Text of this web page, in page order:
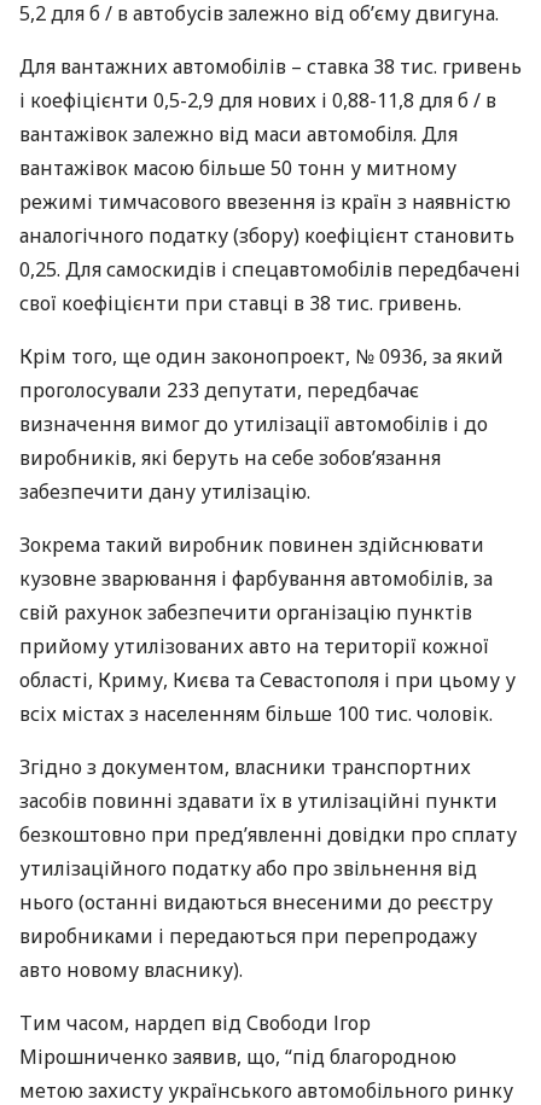
5,2 для б / в автобусів залежно від об’єму двигуна.
Для вантажних автомобілів – ставка 38 тис. гривень
і коефіцієнти 0,5-2,9 для нових і 0,88-11,8 для б / в
вантажівок залежно від маси автомобіля. Для
вантажівок масою більше 50 тонн у митному
режимі тимчасового ввезення із країн з наявністю
аналогічного податку (збору) коефіцієнт становить
0,25. Для самоскидів і спецавтомобілів передбачені
свої коефіцієнти при ставці в 38 тис. гривень.
Крім того, ще один законопроект, № 0936, за який
проголосували 233 депутати, передбачає
визначення вимог до утилізації автомобілів і до
виробників, які беруть на себе зобов’язання
забезпечити дану утилізацію.
Зокрема такий виробник повинен здійснювати
кузовне зварювання і фарбування автомобілів, за
свій рахунок забезпечити організацію пунктів
прийому утилізованих авто на території кожної
області, Криму, Києва та Севастополя і при цьому у
всіх містах з населенням більше 100 тис. чоловік.
Згідно з документом, власники транспортних
засобів повинні здавати їх в утилізаційні пункти
безкоштовно при пред’явленні довідки про сплату
утилізаційного податку або про звільнення від
нього (останні видаються внесеними до реєстру
виробниками і передаються при перепродажу
авто новому власнику).
Тим часом, нардеп від Свободи Ігор
Мірошниченко заявив, що, “під благородною
метою захисту українського автомобільного ринку